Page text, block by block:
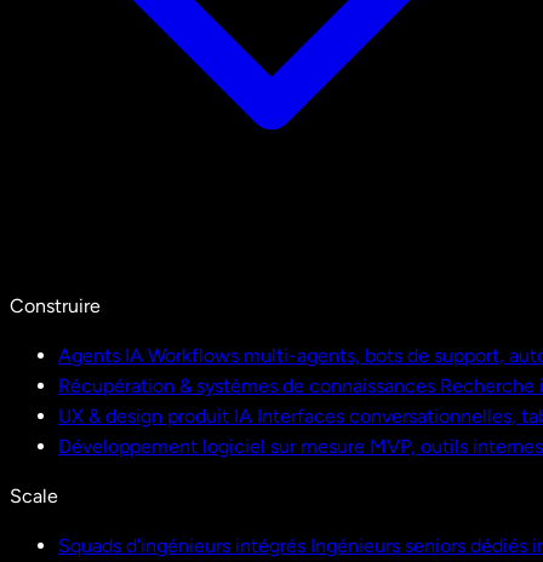
Construire
Agents IA Workflows multi-agents, bots de support,
Récupération & systèmes de connaissances Recherche
UX & design produit IA Interfaces conversationnelles,
Développement logiciel sur mesure MVP, outils
Scale
Squads d'ingénieurs intégrés Ingénieurs seniors dédiés